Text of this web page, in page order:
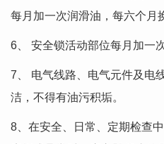
每月加一次润滑油，每六个月
6、 安全锁活动部位每月加一
7、 电气线路、电气元件及电
洁，不得有油污积垢。
8、在安全、日常、定期检查